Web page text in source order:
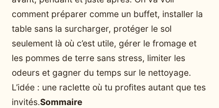
comment préparer comme un buffet, installer la
table sans la surcharger, protéger le sol
seulement là où c’est utile, gérer le fromage et
les pommes de terre sans stress, limiter les
odeurs et gagner du temps sur le nettoyage.
L’idée : une raclette où tu profites autant que tes
invités.Sommaire